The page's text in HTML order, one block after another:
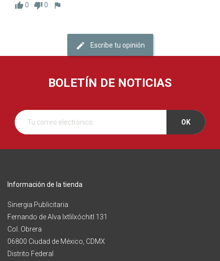
0 0
Escribe tu opinión
BOLETÍN DE NOTICIAS
Información de la tienda
Sinergia Publicitaria
Fernando de Alva Ixtlilxóchitl 131
Col. Obrera
06800 Ciudad de México, CDMX
Distrito Federal